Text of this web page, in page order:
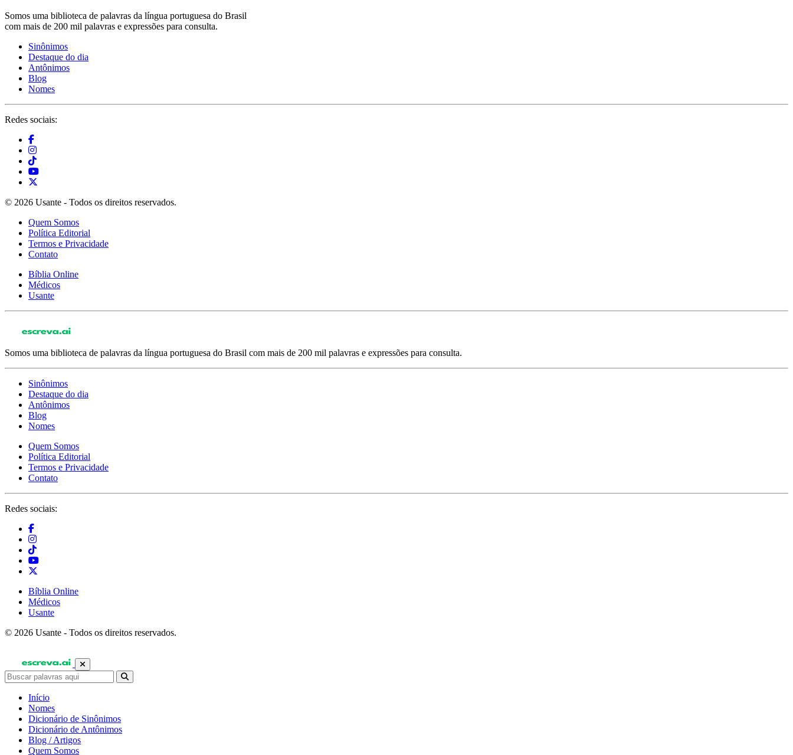
Somos uma biblioteca de palavras da língua portuguesa do Brasil
com mais de 200 mil palavras e expressões para consulta.
Sinônimos
Destaque do dia
Antônimos
Blog
Nomes
Redes sociais:
© 2026 Usante - Todos os direitos reservados.
Quem Somos
Política Editorial
Termos e Privacidade
Contato
Bíblia Online
Médicos
Usante
Somos uma biblioteca de palavras da língua portuguesa do Brasil com mais de 200 mil palavras e expressões para consulta.
Sinônimos
Destaque do dia
Antônimos
Blog
Nomes
Quem Somos
Política Editorial
Termos e Privacidade
Contato
Redes sociais:
Bíblia Online
Médicos
Usante
© 2026 Usante - Todos os direitos reservados.
Início
Nomes
Dicionário de Sinônimos
Dicionário de Antônimos
Blog / Artigos
Quem Somos